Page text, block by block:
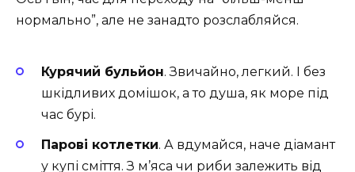
нормально”, але не занадто розслабляйся.
Курячий бульйон. Звичайно, легкий. І без
шкідливих домішок, а то душа, як море під
час бурі.
Парові котлетки. А вдумайся, наче діамант
у купі сміття. З м’яса чи риби залежить від